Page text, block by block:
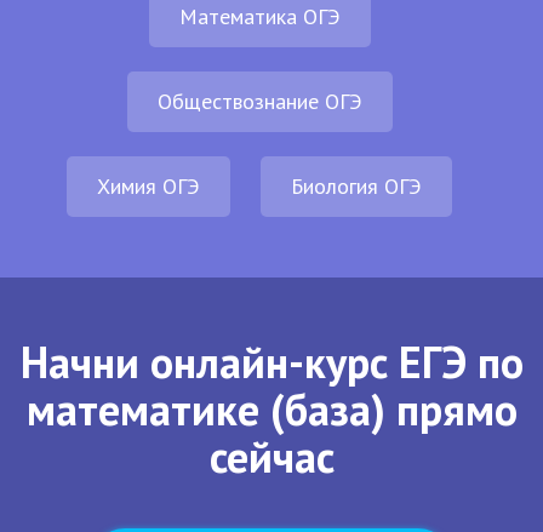
Математика ОГЭ
Обществознание ОГЭ
Химия ОГЭ Биология ОГЭ
Начни онлайн-курс ЕГЭ по
математике (база) прямо
сейчас